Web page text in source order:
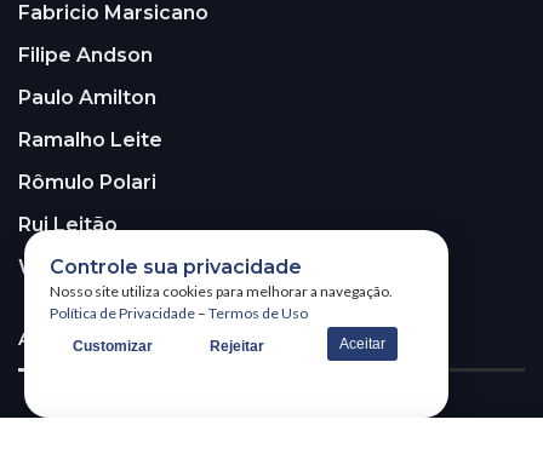
Fabricio Marsicano
Filipe Andson
Paulo Amilton
Ramalho Leite
Rômulo Polari
Rui Leitão
Walter Santos
ASSINE A NOSSA NEWSLETTER!
Controle sua privacidade
Nosso site utiliza cookies para melhorar a navegação.
Política de Privacidade – Termos de Uso
Customizar Rejeitar Aceitar